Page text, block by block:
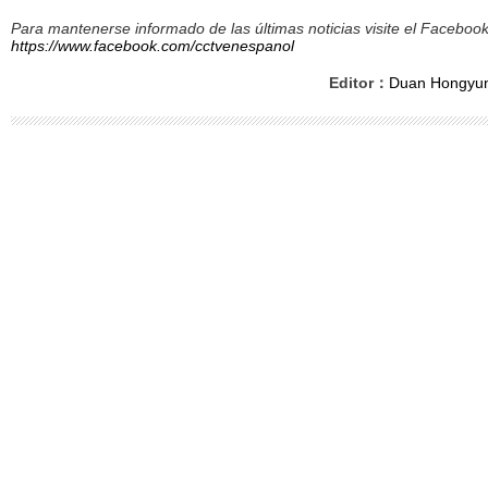
Para mantenerse informado de las últimas noticias visite el
https://www.facebook.com/cctvenespanol
Editor： Duan